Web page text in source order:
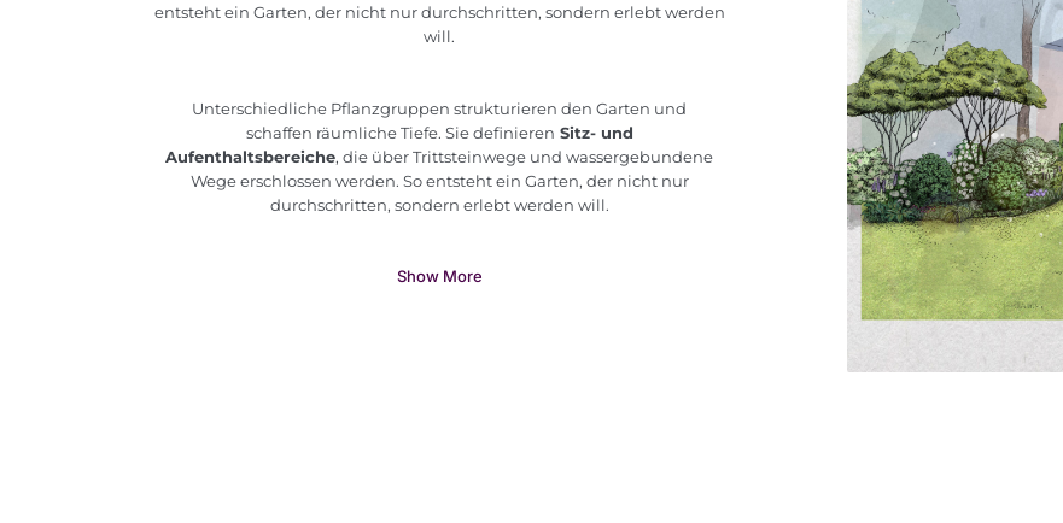
entsteht ein Garten, der nicht nur durchschritten, sondern erlebt werden
will.
Unterschiedliche Pflanzgruppen strukturieren den Garten und
schaffen räumliche Tiefe. Sie definieren Sitz- und
Aufenthaltsbereiche, die über Trittsteinwege und wassergebundene
Wege erschlossen werden. So entsteht ein Garten, der nicht nur
durchschritten, sondern erlebt werden will.
Show More